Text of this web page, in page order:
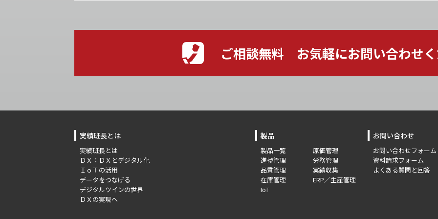
ご相談無料 お気軽にお問い合わせ
実績班長とは
実績班長とは
ＤＸ：ＤＸとデジタル化
ＩｏＴの活用
データをつなげる
デジタルツインの世界
ＤＸの実現へ
製品
製品一覧
進捗管理
品質管理
在庫管理
IoT
原価管理
労務管理
実績収集
ERP／生産管理
お問い合わせ
お問い合わせフォーム
資料請求フォーム
よくある質問と回答